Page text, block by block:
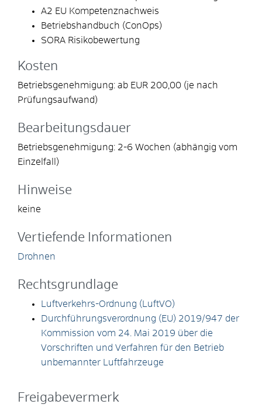
A2 EU Kompetenznachweis
Betriebshandbuch (ConOps)
SORA Risikobewertung
Kosten
Betriebsgenehmigung: ab EUR 200,00 (je nach
Prüfungsaufwand)
Bearbeitungsdauer
Betriebsgenehmigung: 2-6 Wochen (abhängig vom
Einzelfall)
Hinweise
keine
Vertiefende Informationen
Drohnen
Rechtsgrundlage
Luftverkehrs-Ordnung (LuftVO)
Durchführungsverordnung (EU) 2019/947 der
Kommission vom 24. Mai 2019 über die
Vorschriften und Verfahren für den Betrieb
unbemannter Luftfahrzeuge
Freigabevermerk